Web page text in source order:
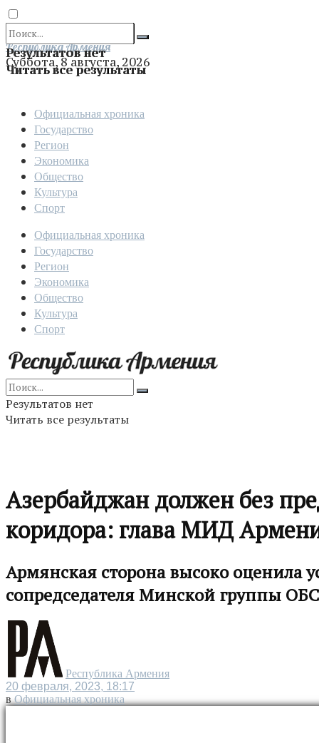
Результатов нет
Читать все результаты
Отправить
Республика Армения
Суббота, 8 августа, 2026
Официальная хроника
Государство
Регион
Экономика
Общество
Культура
Спорт
Официальная хроника
Государство
Регион
Экономика
Общество
Культура
Спорт
Результатов нет
Читать все результаты
Азербайджан должен без
коридора: глава МИД
Армянская сторона высоко оценила
сопредседателя Минской группы
Республика Армения
20 февраля, 2023, 18:17
в Официальная хроника